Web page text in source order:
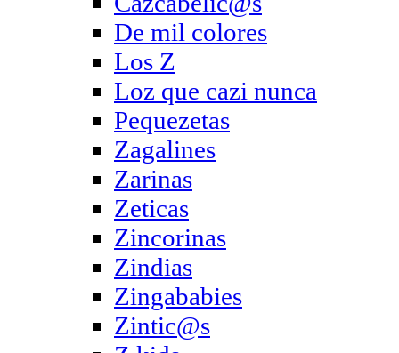
De mil colores
Los Z
Loz que cazi nunca
Pequezetas
Zagalines
Zarinas
Zeticas
Zincorinas
Zindias
Zingababies
Zintic@s